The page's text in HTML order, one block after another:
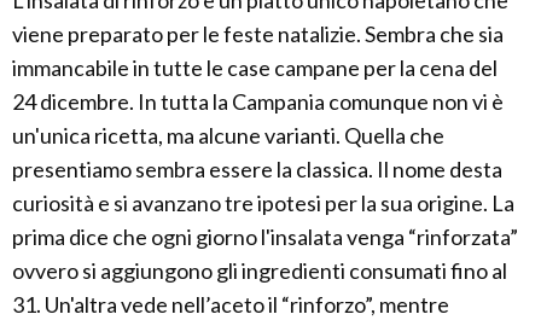
viene preparato per le feste natalizie. Sembra che sia
immancabile in tutte le case campane per la cena del
24 dicembre. In tutta la Campania comunque non vi è
un'unica ricetta, ma alcune varianti. Quella che
presentiamo sembra essere la classica. Il nome desta
curiosità e si avanzano tre ipotesi per la sua origine. La
prima dice che ogni giorno l'insalata venga “rinforzata”
ovvero si aggiungono gli ingredienti consumati fino al
31. Un'altra vede nell’aceto il “rinforzo”, mentre